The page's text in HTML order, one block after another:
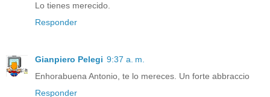
Lo tienes merecido.
Responder
Gianpiero Pelegi 9:37 a. m.
Enhorabuena Antonio, te lo mereces. Un forte abbraccio
Responder